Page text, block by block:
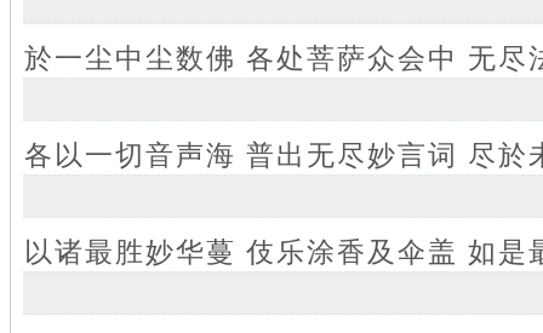
於一尘中尘数佛 各处菩萨众会中 无尽
各以一切音声海 普出无尽妙言词 尽於
以诸最胜妙华蔓 伎乐涂香及伞盖 如